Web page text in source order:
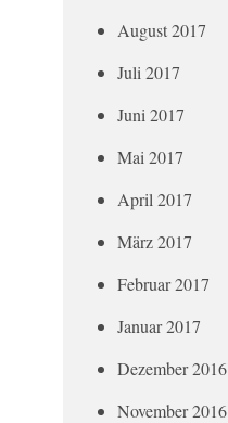
August 2017
Juli 2017
Juni 2017
Mai 2017
April 2017
März 2017
Februar 2017
Januar 2017
Dezember 2016
November 2016